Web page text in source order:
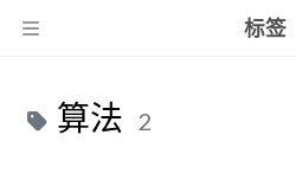
标签
算法 2